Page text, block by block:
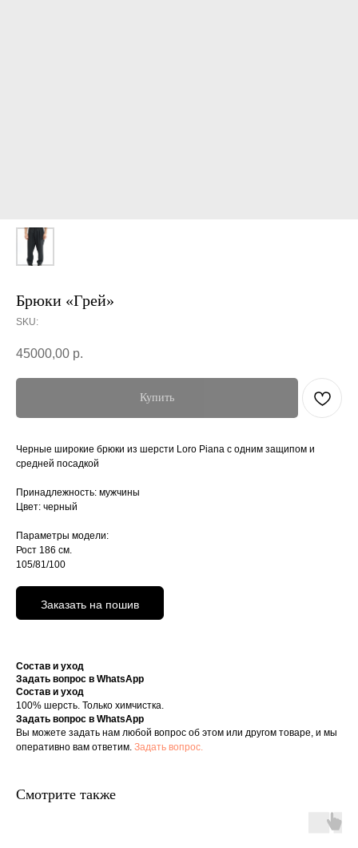
Брюки «Грей»
SKU:
45000,00 р.
Купить
Черные широкие брюки из шерсти Loro Piana с одним защипом и
средней посадкой
Принадлежность: мужчины
Цвет: черный
Параметры модели:
Рост 186 см.
105/81/100
Заказать на пошив
Состав и уход
Задать вопрос в WhatsApp
Состав и уход
100% шерсть. Только химчистка.
Задать вопрос в WhatsApp
Вы можете задать нам любой вопрос об этом или другом товаре, и мы
оперативно вам ответим. Задать вопрос.
Смотрите также